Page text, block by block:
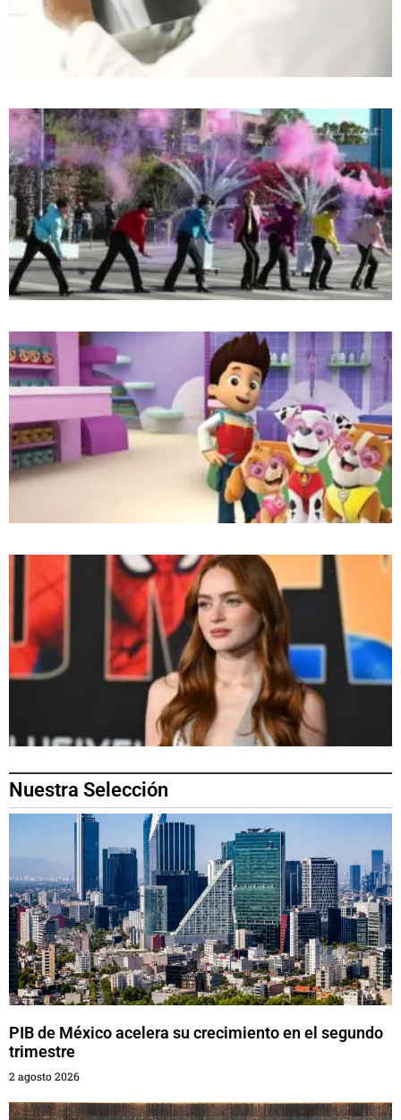
Nuestra Selección
PIB de México acelera su crecimiento en el segundo
trimestre
2 agosto 2026